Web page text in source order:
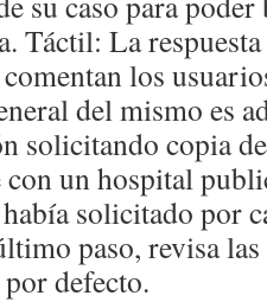
Táctil: La
los
del mismo es
solicitando copia
un hospital
solicitado por
paso, revisa
defecto.